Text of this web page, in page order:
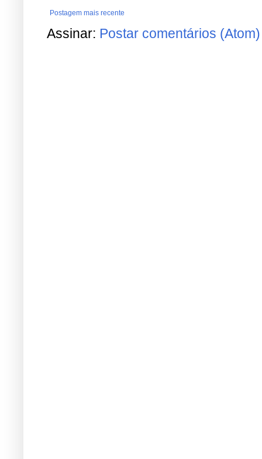
Postagem mais recente
Assinar: Postar comentários (Atom)